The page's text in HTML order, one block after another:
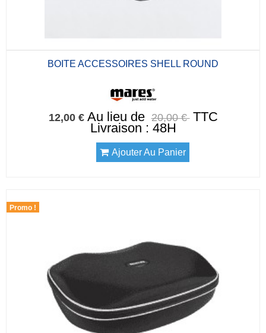
BOITE ACCESSOIRES SHELL ROUND
12,00 € Au lieu de 20,00 € TTC
Livraison : 48H
Ajouter Au Panier
Promo !